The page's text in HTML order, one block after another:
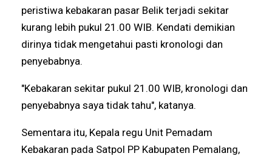
peristiwa kebakaran pasar Belik terjadi sekitar
kurang lebih pukul 21.00 WIB. Kendati demikian
dirinya tidak mengetahui pasti kronologi dan
penyebabnya.
"Kebakaran sekitar pukul 21.00 WIB, kronologi dan
penyebabnya saya tidak tahu", katanya.
Sementara itu, Kepala regu Unit Pemadam
Kebakaran pada Satpol PP Kabupaten Pemalang,